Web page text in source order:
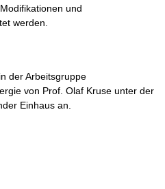
und
werden.
der Arbeitsgruppe
von Prof. Olaf Kruse unter der
Einhaus an.